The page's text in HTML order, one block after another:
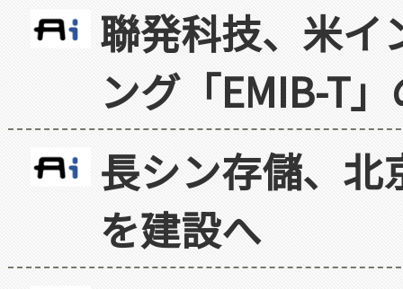
聯発科技、米イ
ング「EMIB-T
長シン存儲、北
を建設へ